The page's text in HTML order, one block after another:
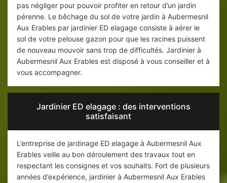
pas négliger pour pouvoir profiter en retour d’un jardin
pérenne. Le bêchage du sol de votre jardin à Aubermesnil
Aux Erables par jardinier ED elagage consiste à aérer le
sol de votre pelouse gazon pour que les racines puissent
de nouveau mouvoir sans trop de difficultés. Jardinier à
Aubermesnil Aux Erables est disposé à vous conseiller et à
vous accompagner.
Jardinier ED elagage : des interventions
satisfaisant
L’entreprise de jardinage ED elagage à Aubermesnil Aux
Erables veille au bon déroulement des travaux tout en
respectant les consignes et vos souhaits. Fort de plusieurs
années d’expérience, jardinier à Aubermesnil Aux Erables